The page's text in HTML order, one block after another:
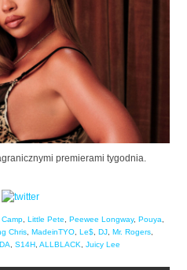
premierami tygodnia.
Camp Little Pete Peewee Longway, Pouya
Chris MadeinTYO Le$ DJ Mr. Rogers
S14H ALLBLACK Juicy Lee